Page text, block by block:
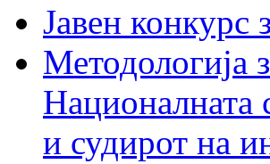
Јавен конкурс
Методологија
Националната
и судирот на